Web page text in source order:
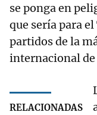
se ponga en
que sería para
partidos de la
internacional
RELACIONADAS